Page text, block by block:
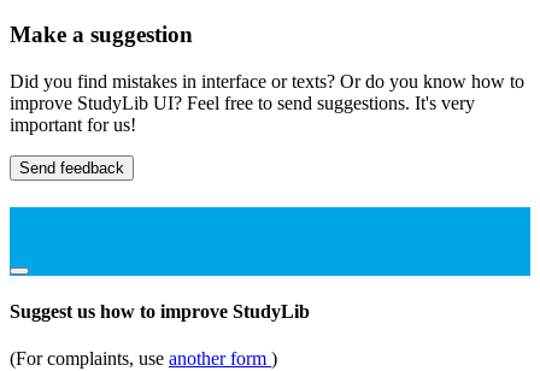
Make a suggestion
Did you find mistakes in interface or texts? Or do you know how to
improve StudyLib UI? Feel free to send suggestions. It's very
important for us!
Send feedback
Suggest us how to improve StudyLib
(For complaints, use another form )